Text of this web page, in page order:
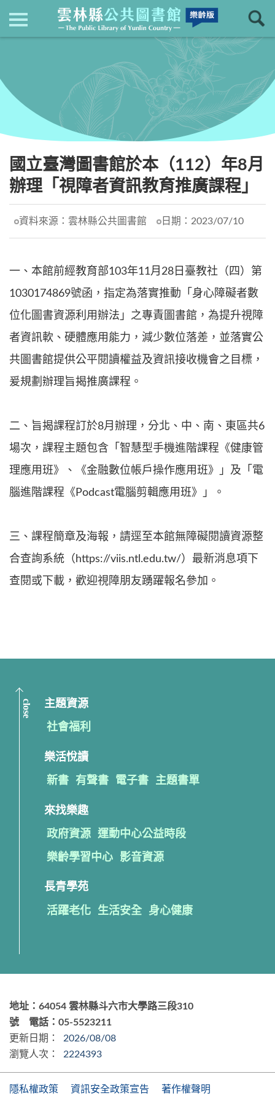
最新消息
國立臺灣圖書館於本（112）年8月
辦理「視障者資訊教育推廣課程」
資料來源： 雲林縣公共圖書館 日期： 2023/07/10
一、本館前經教育部103年11月28日臺教社（四）第
1030174869號函，指定為落實推動「身心障礙者數
位化圖書資源利用辦法」之專責圖書館，為提升視障
者資訊軟、硬體應用能力，減少數位落差，並落實公
共圖書館提供公平閱讀權益及資訊接收機會之目標，
爰規劃辦理旨揭推廣課程。
二、旨揭課程訂於8月辦理，分北、中、南、東區共6
場次，課程主題包含「智慧型手機進階課程《健康管
理應用班》、《金融數位帳戶操作應用班》」及「電
腦進階課程《Podcast電腦剪輯應用班》」。
三、課程簡章及海報，請逕至本館無障礙閱讀資源整
合查詢系統（https://viis.ntl.edu.tw/）最新消息項下
查閱或下載，歡迎視障朋友踴躍報名參加。
close 主題資源
社會福利
樂活悅讀
新書 有聲書 電子書 主題書單
來找樂趣
政府資源 運動中心公益時段
樂齡學習中心 影音資源
長青學苑
活躍老化 生活安全 身心健康
地址：64054 雲林縣斗六市大學路三段310
號 電話：05-5523211
更新日期：
2026/08/08
瀏覽人次：
2224393
隱私權政策 資訊安全政策宣告 著作權聲明